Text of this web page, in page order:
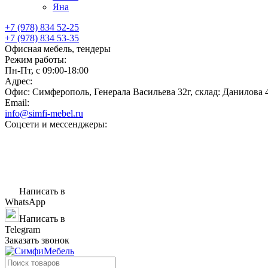
Яна
+7 (978) 834 52-25
+7 (978) 834 53-35
Офисная мебель, тендеры
Режим работы:
Пн-Пт, с 09:00-18:00
Адрес:
Офис: Симферополь, Генерала Васильева 32г, склад: Данилова
Email:
info@simfi-mebel.ru
Соцсети и мессенджеры:
Написать в
WhatsApp
Написать в
Telegram
Заказать звонок